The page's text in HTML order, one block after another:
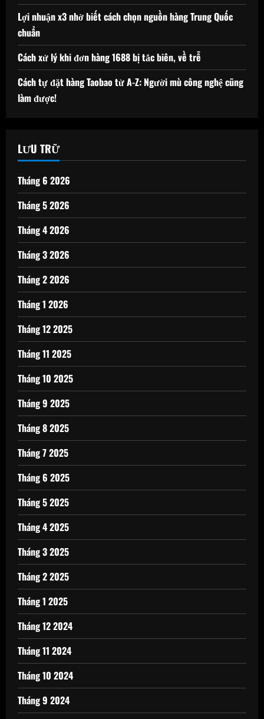
Lợi nhuận x3 nhờ biết cách chọn nguồn hàng Trung Quốc
chuẩn
Cách xử lý khi đơn hàng 1688 bị tắc biên, về trễ
Cách tự đặt hàng Taobao từ A-Z: Người mù công nghệ cũng
làm được!
LƯU TRỮ
Tháng 6 2026
Tháng 5 2026
Tháng 4 2026
Tháng 3 2026
Tháng 2 2026
Tháng 1 2026
Tháng 12 2025
Tháng 11 2025
Tháng 10 2025
Tháng 9 2025
Tháng 8 2025
Tháng 7 2025
Tháng 6 2025
Tháng 5 2025
Tháng 4 2025
Tháng 3 2025
Tháng 2 2025
Tháng 1 2025
Tháng 12 2024
Tháng 11 2024
Tháng 10 2024
Tháng 9 2024